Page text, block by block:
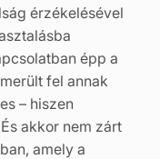
érzékelésével
épp a
fel annak
– hiszen
akkor nem zárt
amely a